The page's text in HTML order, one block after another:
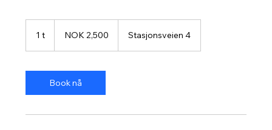
1 t
kronerNOK 2,500 Stasjonsveien 4
Book nå